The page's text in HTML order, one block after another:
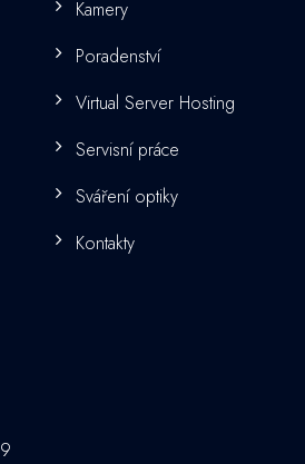
Kamery
Poradenství
Virtual Server Hosting
Servisní práce
Sváření optiky
Kontakty